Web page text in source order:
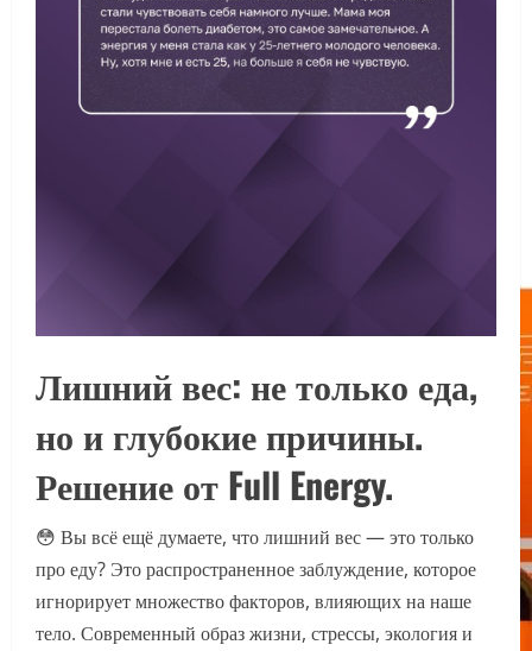
Лишний вес: не только еда,
но и глубокие причины.
Решение от Full Energy.
😳 Вы всё ещё думаете, что лишний вес — это только
про еду? Это распространенное заблуждение, которое
игнорирует множество факторов, влияющих на наше
тело. Современный образ жизни, стрессы, экология и